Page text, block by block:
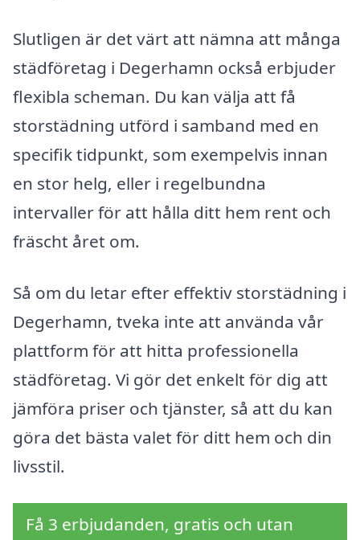
Slutligen är det värt att nämna att många
städföretag i Degerhamn också erbjuder
flexibla scheman. Du kan välja att få
storstädning utförd i samband med en
specifik tidpunkt, som exempelvis innan
en stor helg, eller i regelbundna
intervaller för att hålla ditt hem rent och
fräscht året om.
Så om du letar efter effektiv storstädning i
Degerhamn, tveka inte att använda vår
plattform för att hitta professionella
städföretag. Vi gör det enkelt för dig att
jämföra priser och tjänster, så att du kan
göra det bästa valet för ditt hem och din
livsstil.
Få 3 erbjudanden, gratis och utan